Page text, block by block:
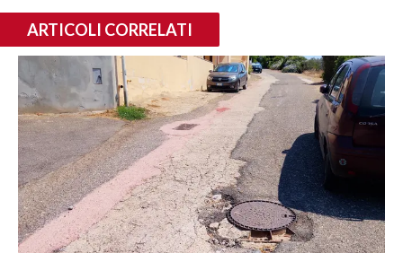
ARTICOLI CORRELATI